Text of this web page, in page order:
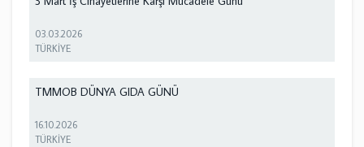
03.03.2026
TÜRKİYE
TMMOB DÜNYA GIDA GÜNÜ
16.10.2026
TÜRKİYE